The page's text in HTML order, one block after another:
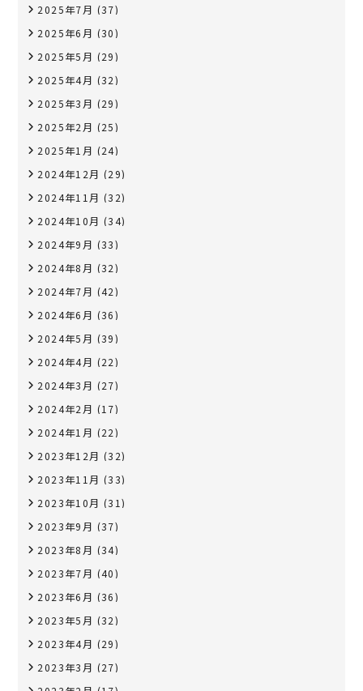
2025年7月 (37)
2025年6月 (30)
2025年5月 (29)
2025年4月 (32)
2025年3月 (29)
2025年2月 (25)
2025年1月 (24)
2024年12月 (29)
2024年11月 (32)
2024年10月 (34)
2024年9月 (33)
2024年8月 (32)
2024年7月 (42)
2024年6月 (36)
2024年5月 (39)
2024年4月 (22)
2024年3月 (27)
2024年2月 (17)
2024年1月 (22)
2023年12月 (32)
2023年11月 (33)
2023年10月 (31)
2023年9月 (37)
2023年8月 (34)
2023年7月 (40)
2023年6月 (36)
2023年5月 (32)
2023年4月 (29)
2023年3月 (27)